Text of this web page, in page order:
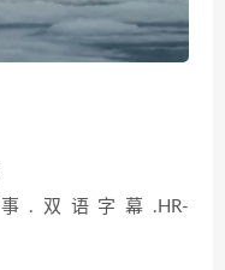
事.双语字幕.HR-